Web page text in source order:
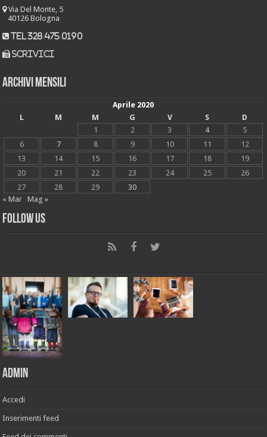
Via Del Monte, 5
40126 Bologna
tel 328.475.0190
scrivici
Archivi mensili
Aprile 2020
L
M M G V S
D
1
2 3 4
5
6
7 8 9 10 11
12
13
14 15 16 17 18
19
20
21 22 23 24 25
26
27
28 29
30
« Mar
Mag »
Follow Us
Admin
Accedi
Inserimenti feed